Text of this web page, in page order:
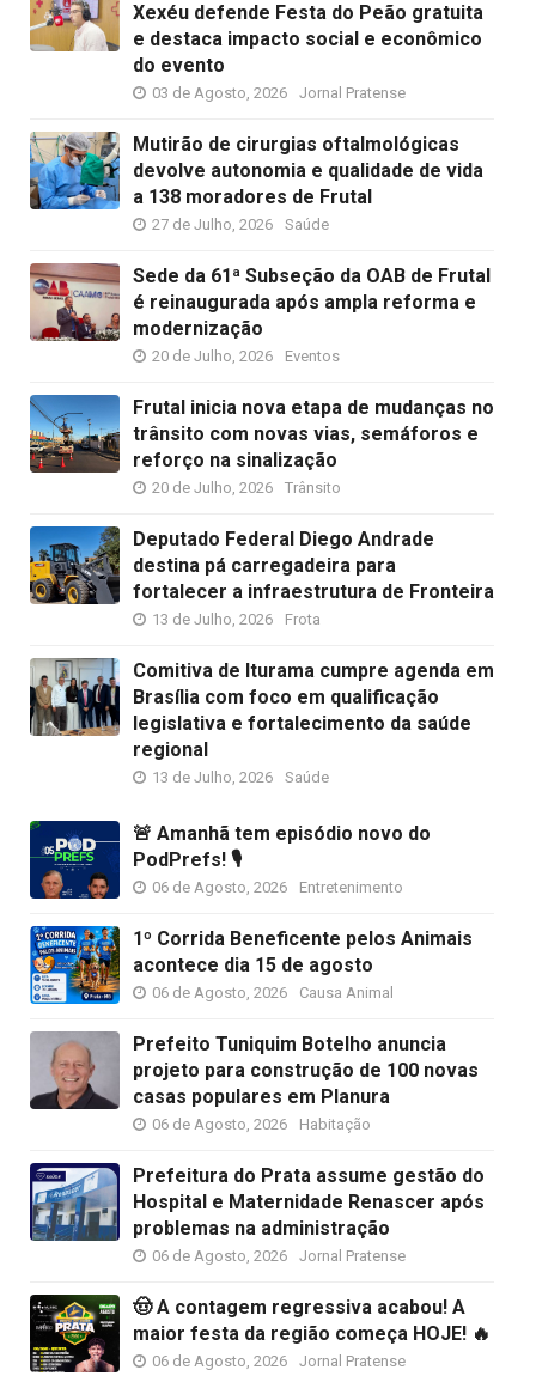
Xexéu defende Festa do Peão gratuita
e destaca impacto social e econômico
do evento
03 de Agosto, 2026 Jornal Pratense
Mutirão de cirurgias oftalmológicas
devolve autonomia e qualidade de vida
a 138 moradores de Frutal
27 de Julho, 2026 Saúde
Sede da 61ª Subseção da OAB de Frutal
é reinaugurada após ampla reforma e
modernização
20 de Julho, 2026 Eventos
Frutal inicia nova etapa de mudanças no
trânsito com novas vias, semáforos e
reforço na sinalização
20 de Julho, 2026 Trânsito
Deputado Federal Diego Andrade
destina pá carregadeira para
fortalecer a infraestrutura de Fronteira
13 de Julho, 2026 Frota
Comitiva de Iturama cumpre agenda em
Brasília com foco em qualificação
legislativa e fortalecimento da saúde
regional
13 de Julho, 2026 Saúde
🚨 Amanhã tem episódio novo do
PodPrefs! 🎙️
06 de Agosto, 2026 Entretenimento
1º Corrida Beneficente pelos Animais
acontece dia 15 de agosto
06 de Agosto, 2026 Causa Animal
Prefeito Tuniquim Botelho anuncia
projeto para construção de 100 novas
casas populares em Planura
06 de Agosto, 2026 Habitação
Prefeitura do Prata assume gestão do
Hospital e Maternidade Renascer após
problemas na administração
06 de Agosto, 2026 Jornal Pratense
🤠 A contagem regressiva acabou! A
maior festa da região começa HOJE! 🔥
06 de Agosto, 2026 Jornal Pratense